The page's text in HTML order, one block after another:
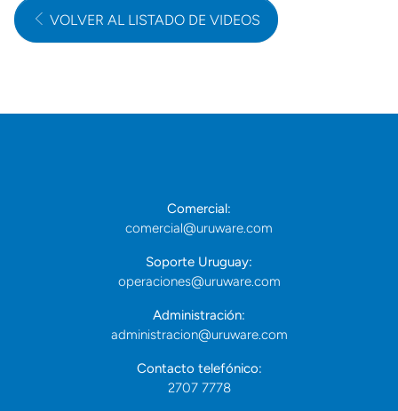
VOLVER AL LISTADO DE VIDEOS
Comercial:
comercial@uruware.com
Soporte Uruguay:
operaciones@uruware.com
Administración:
administracion@uruware.com
Contacto telefónico:
2707 7778